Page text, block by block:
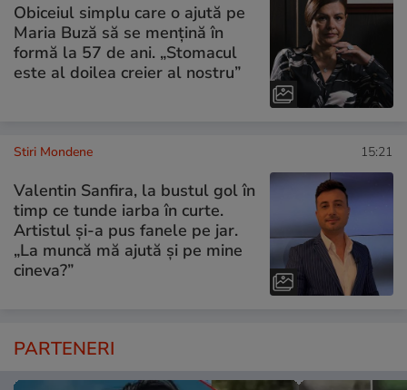
Obiceiul simplu care o ajută pe
Maria Buză să se mențină în
formă la 57 de ani. „Stomacul
este al doilea creier al nostru”
Stiri Mondene 15:21
Valentin Sanfira, la bustul gol în
timp ce tunde iarba în curte.
Artistul și-a pus fanele pe jar.
„La muncă mă ajută și pe mine
cineva?”
PARTENERI